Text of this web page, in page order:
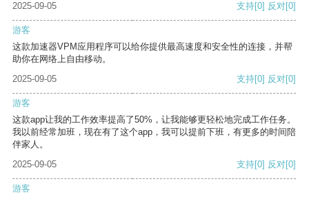
2025-09-05
支持[0] 反对[0]
游客
这款加速器VPM应用程序可以给你提供最高速度和安全性的连接，并帮
助你在网络上自由移动。
2025-09-05
支持[0] 反对[0]
游客
这款app让我的工作效率提高了50%，让我能够更轻松地完成工作任务。
我以前经常加班，现在有了这个app，我可以提前下班，有更多的时间陪
伴家人。
2025-09-05
支持[0] 反对[0]
游客